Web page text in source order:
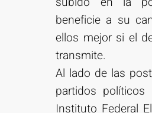
beneficie a su
ellos mejor si el
transmite.
Al lado de las
partidos
Instituto Federal